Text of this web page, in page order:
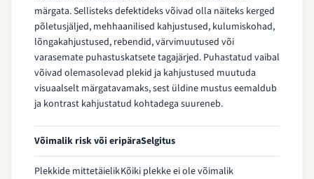
märgata. Sellisteks defektideks võivad olla näiteks kerged
põletusjäljed, mehhaanilised kahjustused, kulumiskohad,
lõngakahjustused, rebendid, värvimuutused või
varasemate puhastuskatsete tagajärjed. Puhastatud vaibal
võivad olemasolevad plekid ja kahjustused muutuda
visuaalselt märgatavamaks, sest üldine mustus eemaldub
ja kontrast kahjustatud kohtadega suureneb.
Võimalik risk või eripäraSelgitus
Plekkide mittetäielikKõiki plekke ei ole võimalik